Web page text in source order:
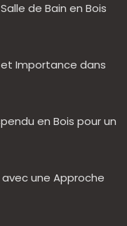
de Bain en Bois
Importance dans
en Bois pour un
une Approche